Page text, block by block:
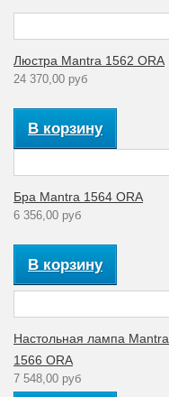
Люстра Mantra 1562 ORA
24 370,00 руб
В корзину
Бра Mantra 1564 ORA
6 356,00 руб
В корзину
Настольная лампа Mantra
1566 ORA
7 548,00 руб